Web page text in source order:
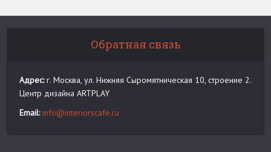
Обратная связь
Адрес:г. Москва, ул. Нижняя Сыромятническая 10, строение 2.
Центр дизайна ARTPLAY
Email: info@interiorscafe.ru